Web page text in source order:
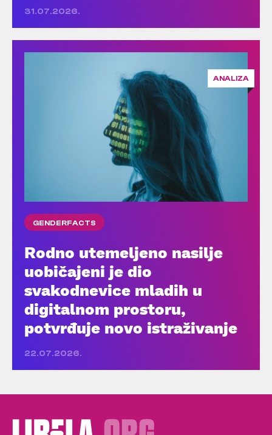
31.07.2026.
ANALIZA
GENDERFACTS
Rodno utemeljeno nasilje
uobičajeni je dio
svakodnevice mladih u
digitalnom prostoru,
potvrđuje novo istraživanje
22.07.2026.